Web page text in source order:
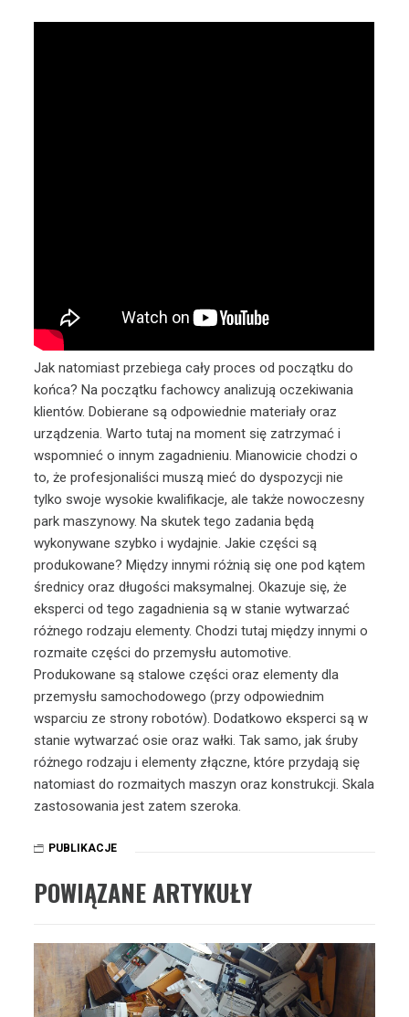
Jak natomiast przebiega cały proces od początku do
końca? Na początku fachowcy analizują oczekiwania
klientów. Dobierane są odpowiednie materiały oraz
urządzenia. Warto tutaj na moment się zatrzymać i
wspomnieć o innym zagadnieniu. Mianowicie chodzi o
to, że profesjonaliści muszą mieć do dyspozycji nie
tylko swoje wysokie kwalifikacje, ale także nowoczesny
park maszynowy. Na skutek tego zadania będą
wykonywane szybko i wydajnie. Jakie części są
produkowane? Między innymi różnią się one pod kątem
średnicy oraz długości maksymalnej. Okazuje się, że
eksperci od tego zagadnienia są w stanie wytwarzać
różnego rodzaju elementy. Chodzi tutaj między innymi o
rozmaite części do przemysłu automotive.
Produkowane są stalowe części oraz elementy dla
przemysłu samochodowego (przy odpowiednim
wsparciu ze strony robotów). Dodatkowo eksperci są w
stanie wytwarzać osie oraz wałki. Tak samo, jak śruby
różnego rodzaju i elementy złączne, które przydają się
natomiast do rozmaitych maszyn oraz konstrukcji. Skala
zastosowania jest zatem szeroka.
PUBLIKACJE
POWIĄZANE ARTYKUŁY